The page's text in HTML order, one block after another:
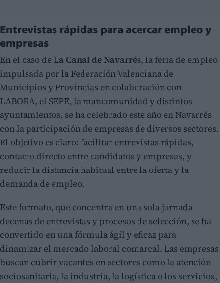
Entrevistas rápidas para acercar empleo y
empresas
En el caso de La Canal de Navarrés, la feria de empleo
impulsada por la Federación Valenciana de
Municipios y Provincias en colaboración con
LABORA, el SEPE, la mancomunidad y distintos
ayuntamientos, se ha celebrado este año en Navarrés
con la participación de empresas de diversos sectores.
El objetivo es claro: facilitar entrevistas rápidas,
contacto directo entre candidatos y empresas, y
reducir la distancia habitual entre la oferta y la
demanda de empleo.
Este formato, que concentra en una sola jornada
decenas de entrevistas y procesos de selección, se ha
convertido en una fórmula ágil y eficaz para
dinamizar el mercado laboral comarcal. Las empresas
buscan cubrir vacantes en sectores como la atención
sociosanitaria, la industria, la logística o los servicios,